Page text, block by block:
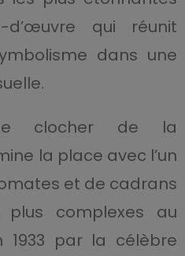
d’œuvre qui réunit
dans une
clocher de la
la place avec l’un
et de cadrans
plus complexes au
1933 par la célèbre